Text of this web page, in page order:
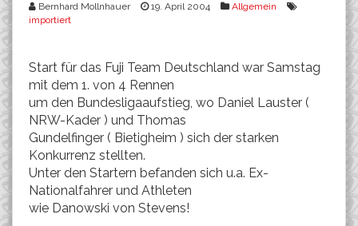
Bernhard Mollnhauer 19. April 2004
Allgemein
importiert
Start für das Fuji Team Deutschland war Samstag
mit dem 1. von 4 Rennen
um den Bundesligaaufstieg, wo Daniel Lauster (
NRW-Kader ) und Thomas
Gundelfinger ( Bietigheim ) sich der starken
Konkurrenz stellten.
Unter den Startern befanden sich u.a. Ex-
Nationalfahrer und Athleten
wie Danowski von Stevens!